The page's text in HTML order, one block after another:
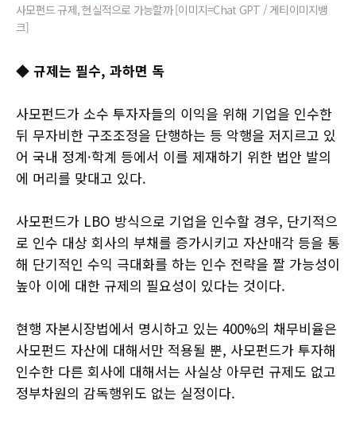
사모펀드 규제, 현실적으로 가능할까 [이미지=Chat GPT / 게티이미지뱅
크]
◆ 규제는 필수, 과하면 독
사모펀드가 소수 투자자들의 이익을 위해 기업을 인수한
뒤 무자비한 구조조정을 단행하는 등 악행을 저지르고 있
어 국내 정계·학계 등에서 이를 제재하기 위한 법안 발의
에 머리를 맞대고 있다.
사모펀드가 LBO 방식으로 기업을 인수할 경우, 단기적으
로 인수 대상 회사의 부채를 증가시키고 자산매각 등을 통
해 단기적인 수익 극대화를 하는 인수 전략을 짤 가능성이
높아 이에 대한 규제의 필요성이 있다는 것이다.
현행 자본시장법에서 명시하고 있는 400%의 채무비율은
사모펀드 자산에 대해서만 적용될 뿐, 사모펀드가 투자해
인수한 다른 회사에 대해서는 사실상 아무런 규제도 없고
정부차원의 감독행위도 없는 실정이다.